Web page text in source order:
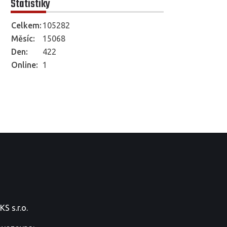
Statistiky
Online: 1
Celkem: 105282
Měsíc:
15068
Den:
422
s.r.o.